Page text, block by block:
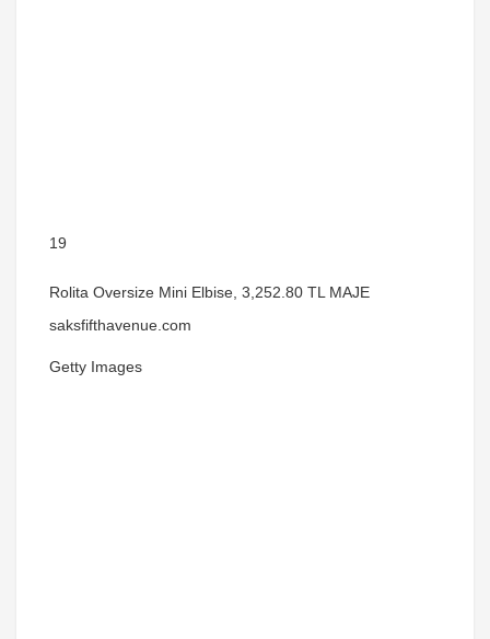
19
Rolita Oversize Mini Elbise, 3,252.80 TL MAJE
saksfifthavenue.com
Getty Images